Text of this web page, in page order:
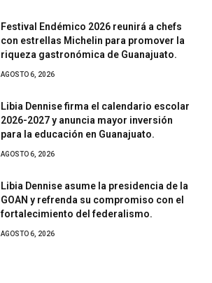
Festival Endémico 2026 reunirá a chefs
con estrellas Michelin para promover la
riqueza gastronómica de Guanajuato.
AGOSTO 6, 2026
Libia Dennise firma el calendario escolar
2026-2027 y anuncia mayor inversión
para la educación en Guanajuato.
AGOSTO 6, 2026
Libia Dennise asume la presidencia de la
GOAN y refrenda su compromiso con el
fortalecimiento del federalismo.
AGOSTO 6, 2026